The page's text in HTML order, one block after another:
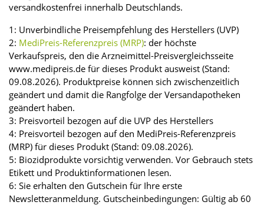
versandkostenfrei innerhalb Deutschlands.
1: Unverbindliche Preisempfehlung des Herstellers (UVP)
2: MediPreis-Referenzpreis (MRP): der höchste
Verkaufspreis, den die Arzneimittel-Preisvergleichsseite
www.medipreis.de für dieses Produkt ausweist (Stand:
09.08.2026). Produktpreise können sich zwischenzeitlich
geändert und damit die Rangfolge der Versandapotheken
geändert haben.
3: Preisvorteil bezogen auf die UVP des Herstellers
4: Preisvorteil bezogen auf den MediPreis-Referenzpreis
(MRP) für dieses Produkt (Stand: 09.08.2026).
5: Biozidprodukte vorsichtig verwenden. Vor Gebrauch stets
Etikett und Produktinformationen lesen.
6: Sie erhalten den Gutschein für Ihre erste
Newsletteranmeldung. Gutscheinbedingungen: Gültig ab 60